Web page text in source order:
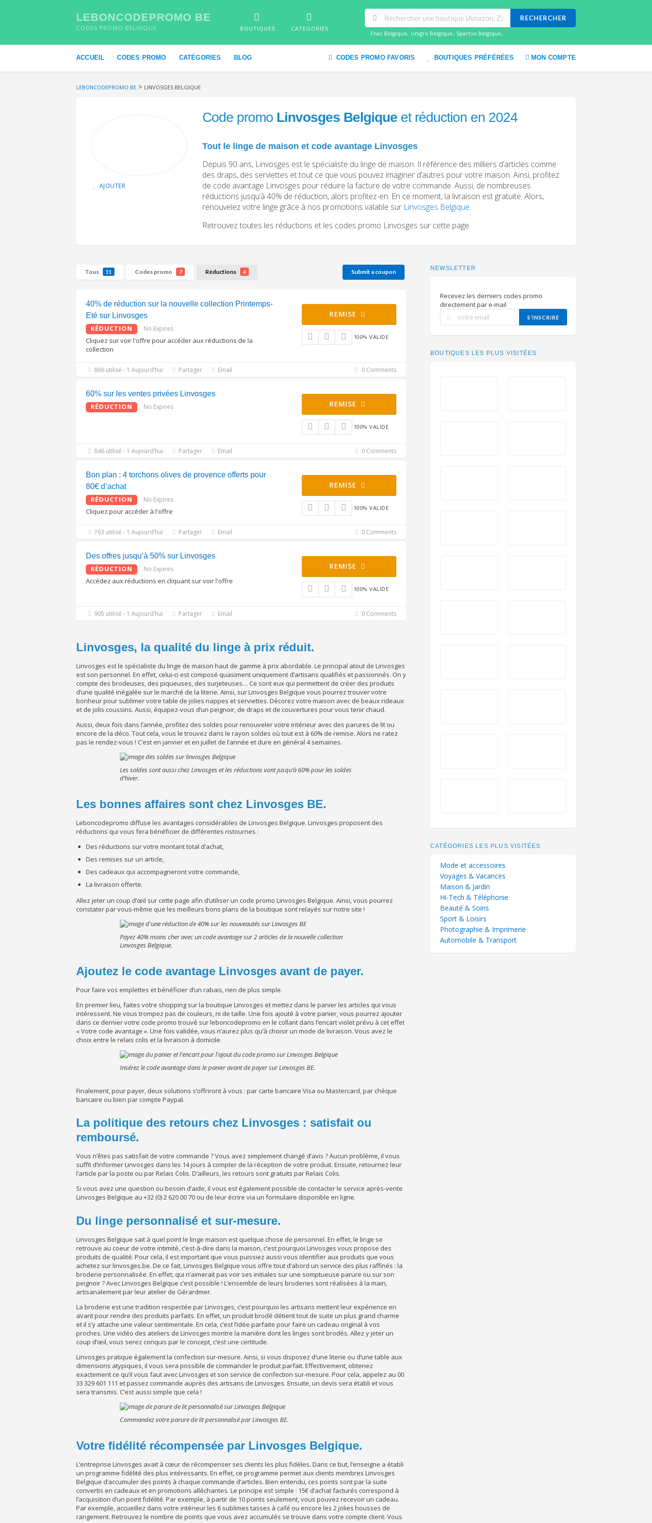
LEBONCODEPROMO BE
CODES PROMO BELGIQUE BOUTIQUES CATEGORIES
RECHERCHER
Fnac Belgique, Unigro Belgique, Spartoo Belgique,...
ACCUEIL CODES PROMO CATÉGORIES BLOG CODES PROMO FAVORIS BOUTIQUES PRÉFÉRÉES MON COMPTE
LEBONCODEPROMO BE > LINVOSGES BELGIQUE
AJOUTER
Code promo Linvosges Belgique et réduction en 2024
Tout le linge de maison et code avantage Linvosges
Depuis 90 ans, Linvosges est le spécialiste du linge de maison. Il référence des milliers d’articles comme
des draps, des serviettes et tout ce que vous pouvez imaginer d’autres pour votre maison. Ainsi, profitez
de code avantage Linvosges pour réduire la facture de votre commande. Aussi, de nombreuses
réductions jusqu’à 40% de réduction, alors profitez-en. En ce moment, la livraison est gratuite. Alors,
renouvelez votre linge grâce à nos promotions valable sur Linvosges Belgique.
Retrouvez toutes les réductions et les codes promo Linvosges sur cette page
Tous 11 Codes promo 7 Réductions 4 Submit a coupon
40% de réduction sur la nouvelle collection Printemps-
Eté sur Linvosges
RÉDUCTION No Expires
Cliquez sur voir l'offre pour accéder aux réductions de la
collection
REMISE
100% VALIDE
866 utilisé - 1 Aujourd’hui Partager Email 0 Comments
60% sur les ventes privées Linvosges
RÉDUCTION No Expires REMISE
100% VALIDE
846 utilisé - 1 Aujourd’hui Partager Email 0 Comments
Bon plan : 4 torchons olives de provence offerts pour
80€ d’achat
RÉDUCTION No Expires
Cliquez pour accéder à l'offre
REMISE
100% VALIDE
763 utilisé - 1 Aujourd’hui Partager Email 0 Comments
Des offres jusqu’à 50% sur Linvosges
RÉDUCTION No Expires
Accédez aux réductions en cliquant sur voir l'offre
REMISE
100% VALIDE
905 utilisé - 1 Aujourd’hui Partager Email 0 Comments
Linvosges, la qualité du linge à prix réduit.
Linvosges est le spécialiste du linge de maison haut de gamme à prix abordable. Le principal atout de Linvosges
est son personnel. En effet, celui-ci est composé quasiment uniquement d’artisans qualifiés et passionnés. On y
compte des brodeuses, des piqueuses, des surjeteuses… Ce sont eux qui permettent de créer des produits
d’une qualité inégalée sur le marché de la literie. Ainsi, sur Linvosges Belgique vous pourrez trouver votre
bonheur pour sublimer votre table de jolies nappes et serviettes. Décorez votre maison avec de beaux rideaux
et de jolis coussins. Aussi, équipez-vous d’un peignoir, de draps et de couvertures pour vous tenir chaud.
Aussi, deux fois dans l’année, profitez des soldes pour renouveler votre intérieur avec des parures de lit ou
encore de la déco. Tout cela, vous le trouvez dans le rayon soldes où tout est à 60% de remise. Alors ne ratez
pas le rendez-vous ! C’est en janvier et en juillet de l’année et dure en général 4 semaines.
Les soldes sont aussi chez Linvosges et les réductions vont jusqu’à 60% pour les soldes
d’hiver.
Les bonnes affaires sont chez Linvosges BE.
Leboncodepromo diffuse les avantages considérables de Linvosges Belgique. Linvosges proposent des
réductions qui vous fera bénéficier de différentes ristournes :
Des réductions sur votre montant total d’achat,
Des remises sur un article,
Des cadeaux qui accompagneront votre commande,
La livraison offerte.
Allez jeter un coup d’œil sur cette page afin d’utiliser un code promo Linvosges Belgique. Ainsi, vous pourrez
constater par vous-même que les meilleurs bons plans de la boutique sont relayés sur notre site !
Payez 40% moins cher avec un code avantage sur 2 articles de la nouvelle collection
Linvosges Belgique.
Ajoutez le code avantage Linvosges avant de payer.
Pour faire vos emplettes et bénéficier d’un rabais, rien de plus simple.
En premier lieu, faites votre shopping sur la boutique Linvosges et mettez dans le panier les articles qui vous
intéressent. Ne vous trompez pas de couleurs, ni de taille. Une fois ajouté à votre panier, vous pourrez ajouter
dans ce dernier votre code promo trouvé sur leboncodepromo en le collant dans l’encart violet prévu à cet effet
« Votre code avantage ». Une fois validée, vous n’aurez plus qu’à choisir un mode de livraison. Vous avez le
choix entre le relais colis et la livraison à domicile.
Insérez le code avantage dans le panier avant de payer sur Linvosges BE.
Finalement, pour payer, deux solutions s’offriront à vous : par carte bancaire Visa ou Mastercard, par chèque
bancaire ou bien par compte Paypal.
La politique des retours chez Linvosges : satisfait ou
remboursé.
Vous n’êtes pas satisfait de votre commande ? Vous avez simplement changé d’avis ? Aucun problème, il vous
suffit d’informer Linvosges dans les 14 jours à compter de la réception de votre produit. Ensuite, retournez leur
l’article par la poste ou par Relais Colis. D’ailleurs, les retours sont gratuits par Relais Colis.
Si vous avez une question ou besoin d’aide, il vous est également possible de contacter le service après-vente
Linvosges Belgique au +32 (0) 2 620 00 70 ou de leur écrire via un formulaire disponible en ligne.
Du linge personnalisé et sur-mesure.
Linvosges Belgique sait à quel point le linge maison est quelque chose de personnel. En effet, le linge se
retrouve au coeur de votre intimité, c’est-à-dire dans la maison, c’est pourquoi Linvosges vous propose des
produits de qualité. Pour cela, il est important que vous puissiez aussi vous identifier aux produits que vous
achetez sur linvosges.be. De ce fait, Linvosges Belgique vous offre tout d’abord un service des plus raffinés : la
broderie personnalisée. En effet, qui n’aimerait pas voir ses initiales sur une somptueuse parure ou sur son
peignoir ? Avec Linvosges Belgique c’est possible ! L’ensemble de leurs broderies sont réalisées à la main,
artisanalement par leur atelier de Gérardmer.
La broderie est une tradition respectée par Linvosges, c’est pourquoi les artisans mettent leur expérience en
avant pour rendre des produits parfaits. En effet, un produit brodé détient tout de suite un plus grand charme
et il s’y attache une valeur sentimentale. En cela, c’est l’idée parfaite pour faire un cadeau original à vos
proches. Une vidéo des ateliers de Linvosges montre la manière dont les linges sont brodés. Allez y jeter un
coup d’œil, vous serez conquis par le concept, c’est une certitude.
Linvosges pratique également la confection sur-mesure. Ainsi, si vous disposez d’une literie ou d’une table aux
dimensions atypiques, il vous sera possible de commander le produit parfait. Effectivement, obtenez
exactement ce qu’il vous faut avec Linvosges et son service de confection sur-mesure. Pour cela, appelez au 00
33 329 601 111 et passez commande auprès des artisans de Linvosges. Ensuite, un devis sera établi et vous
sera transmis. C’est aussi simple que cela !
Commandez votre parure de lit personnalisé par Linvosges BE.
Votre fidélité récompensée par Linvosges Belgique.
L’entreprise Linvosges avait à cœur de récompenser ses clients les plus fidèles. Dans ce but, l’enseigne a établi
un programme fidélité des plus intéressants. En effet, ce programme permet aux clients membres Linvosges
Belgique d’accumuler des points à chaque commande d’articles. Bien entendu, ces points sont par la suite
convertis en cadeaux et en promotions alléchantes. Le principe est simple : 15€ d’achat facturés correspond à
l’acquisition d’un point fidélité. Par exemple, à partir de 10 points seulement, vous pouvez recevoir un cadeau.
Par exemple, accueillez dans votre intérieur les 6 sublimes tasses à café ou encore les 2 jolies housses de
rangement. Retrouvez le nombre de points que vous avez accumulés se trouve dans votre compte client. Vous
NEWSLETTER
Recevez les derniers codes promo
directement par e-mail
S’INSCRIRE
BOUTIQUES LES PLUS VISITÉES
CATÉGORIES LES PLUS VISITÉES
Mode et accessoires
Voyages & Vacances
Maison & Jardin
Hi-Tech & Téléphonie
Beauté & Soins
Sport & Loisirs
Photographie & Imprimerie
Automobile & Transport